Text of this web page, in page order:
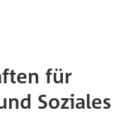
für
Soziales